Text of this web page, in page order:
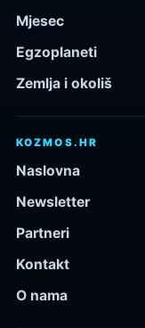
Mjesec
Egzoplaneti
Zemlja i okoliš
KOZMOS.HR
Naslovna
Newsletter
Partneri
Kontakt
O nama